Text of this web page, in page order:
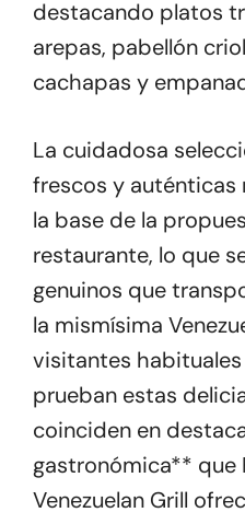
destacando platos
arepas, pabellón
cachapas y
La cuidadosa
frescos y auténticas
la base de la
restaurante, lo que
genuinos que
la mismísima
visitantes
prueban estas
coinciden en
gastronómica** que
Venezuelan Grill